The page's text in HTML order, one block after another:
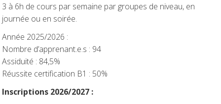
3 à 6h de cours par semaine par groupes de niveau, en
journée ou en soirée.
Année 2025/2026 :
Nombre d’apprenant.e.s : 94
Assiduité : 84,5%
Réussite certification B1 : 50%
Inscriptions 2026/2027 :